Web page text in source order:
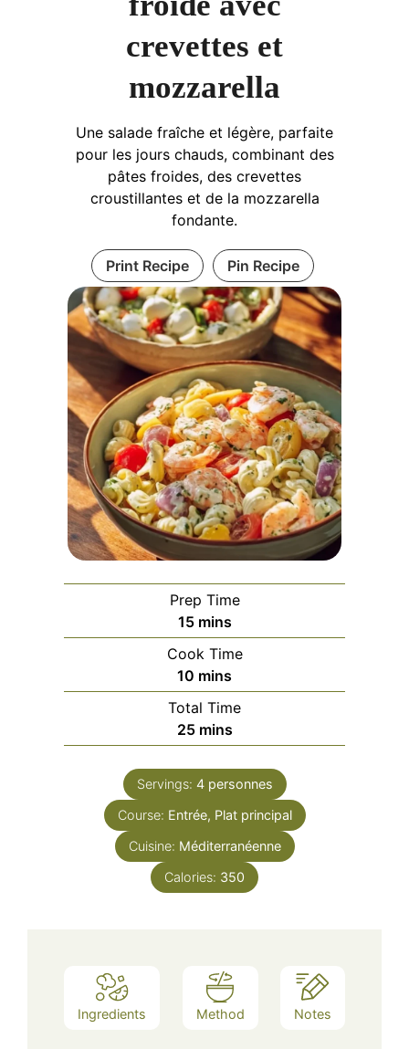
crevettes et
mozzarella
Une salade fraîche et légère, parfaite
pour les jours chauds, combinant des
pâtes froides, des crevettes
croustillantes et de la mozzarella
fondante.
Print Recipe Pin Recipe
Prep Time
15minutes
mins
Cook Time
10 minutes
mins
Total Time
25minutes
mins
Servings: 4 personnes
Course: Entrée, Plat principal
Cuisine: Méditerranéenne
Calories: 350
Ingredients Method Notes